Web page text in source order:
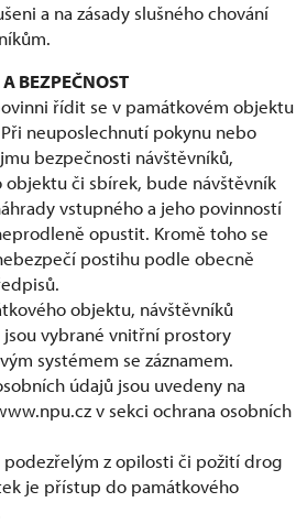
a na zásady slušného chování
BEZPEČNOST
řídit se v památkovém objektu
neuposlechnutí pokynu nebo
bezpečnosti návštěvníků,
objektu či sbírek, bude návštěvník
vstupného a jeho povinností
opustit. Kromě toho se
postihu podle obecně
objektu, návštěvníků
vybrané vnitřní prostory
systémem se záznamem.
údajů jsou uvedeny na
v sekci ochrana osobních
z opilosti či požití drog
je přístup do památkového